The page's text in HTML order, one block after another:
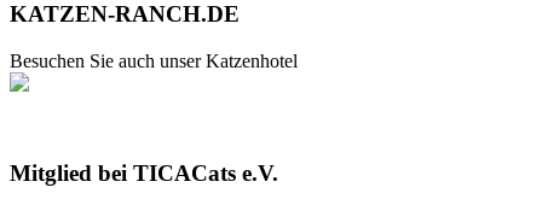
KATZEN-RANCH.DE
Besuchen Sie auch unser Katzenhotel
Mitglied bei TICACats e.V.